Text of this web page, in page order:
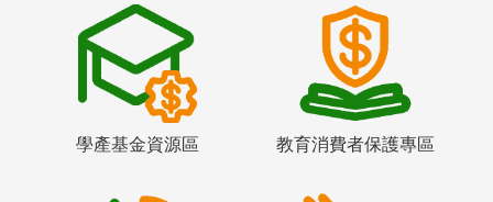
學產基金資源區 教育消費者保護專區